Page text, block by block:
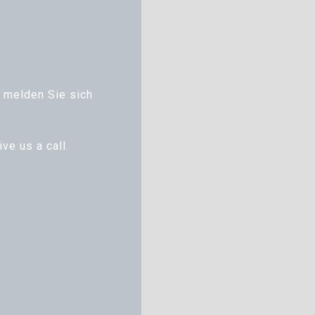
Sie sich
us a call.